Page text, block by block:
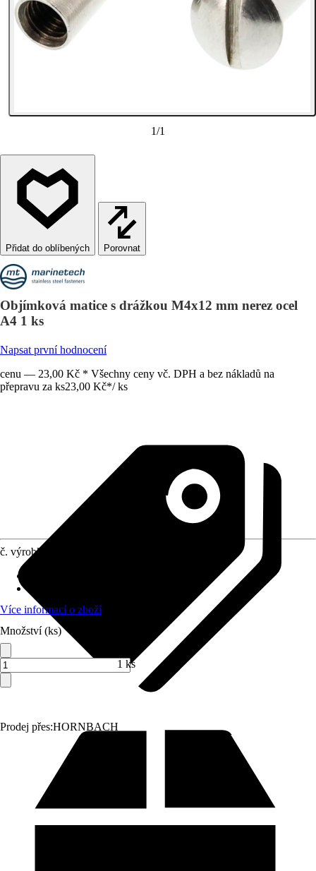
1/1
Porovnat
Objímková matice s drážkou M4x12 mm nerez ocel
A4 1 ks
Napsat první hodnocení
cenu — 23,00 Kč * Všechny ceny vč. DPH a bez nákladů na
přepravu za ks23,00 Kč*/ ks
Prodej přes:HORNBACH
č. výrobku
Více informací o zboží
Množství (ks)
1 ks